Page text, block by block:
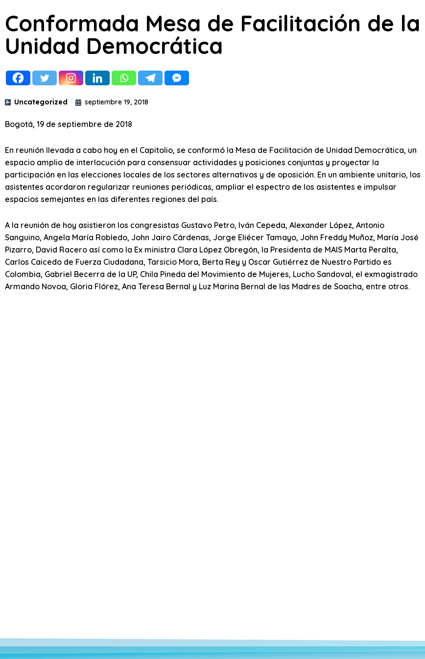
Conformada Mesa de Facilitación de la
Unidad Democrática
Uncategorized septiembre 19, 2018
Bogotá, 19 de septiembre de 2018
En reunión llevada a cabo hoy en el Capitolio, se conformó la Mesa de Facilitación de Unidad Democrática, un
espacio amplio de interlocución para consensuar actividades y posiciones conjuntas y proyectar la
participación en las elecciones locales de los sectores alternativos y de oposición. En un ambiente unitario, los
asistentes acordaron regularizar reuniones periódicas, ampliar el espectro de los asistentes e impulsar
espacios semejantes en las diferentes regiones del país.
A la reunión de hoy asistieron los congresistas Gustavo Petro, Iván Cepeda, Alexander López, Antonio
Sanguino, Angela María Robledo, John Jairo Cárdenas, Jorge Eliécer Tamayo, John Freddy Muñoz, María José
Pizarro, David Racero así como la Ex ministra Clara López Obregón, la Presidenta de MAIS Marta Peralta,
Carlos Caicedo de Fuerza Ciudadana, Tarsicio Mora, Berta Rey y Oscar Gutiérrez de Nuestro Partido es
Colombia, Gabriel Becerra de la UP, Chila Pineda del Movimiento de Mujeres, Lucho Sandoval, el exmagistrado
Armando Novoa, Gloria Flórez, Ana Teresa Bernal y Luz Marina Bernal de las Madres de Soacha, entre otros.